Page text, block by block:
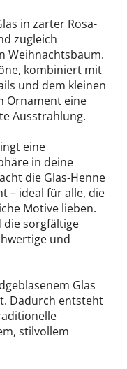
aus Glas
in zarter Rosa-
zugleich
Weihnachtsbaum.
kombiniert mit
und dem kleinen
Ornament eine
Ausstrahlung.
eine
in deine
die Glas-Henne
– ideal für alle, die
Motive lieben.
die sorgfältige
und
Glas
Dadurch entsteht
stilvollem